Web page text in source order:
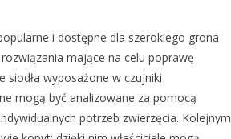
i dostępne dla szerokiego grona
mające na celu poprawę
siodła wyposażone w czujniki
mogą być analizowane za pomocą
potrzeb zwierzęcia. Kolejnym